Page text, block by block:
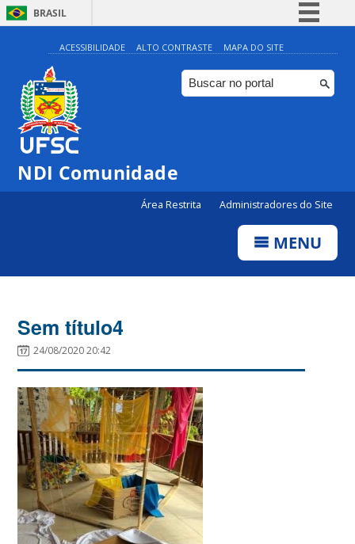
BRASIL
Simplifique!
Comunica BR
Participe
ACESSIBILIDADE ALTO CONTRASTE MAPA DO SITE
NDI Comunidade
Área Restrita Administradores do Site
MENU
Sem título4
24/08/2020 20:42